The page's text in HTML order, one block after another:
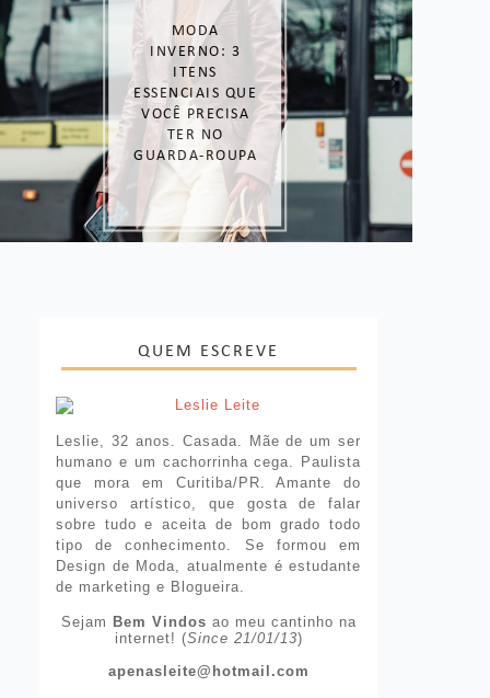
MODA
INVERNO: 3
ITENS
ESSENCIAIS QUE
VOCÊ PRECISA
TER NO
GUARDA-ROUPA
QUEM ESCREVE
Leslie, 32 anos. Casada. Mãe de um ser
humano e um cachorrinha cega. Paulista
que mora em Curitiba/PR. Amante do
universo artístico, que gosta de falar
sobre tudo e aceita de bom grado todo
tipo de conhecimento. Se formou em
Design de Moda, atualmente é estudante
de marketing e Blogueira.
Sejam Bem Vindos ao meu cantinho na
internet! (Since 21/01/13)
apenasleite@hotmail.com